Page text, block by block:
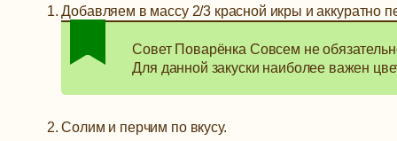
Добавляем в массу 2/3 красной икры и аккуратно
Совет Поварёнка Совсем не
Для данной закуски наиболее важен
Солим и перчим по вкусу.